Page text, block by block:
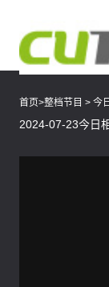
首页>整档节目 > 今
2024-07-23今日